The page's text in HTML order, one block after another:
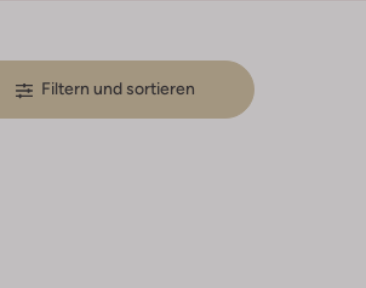
Filtern und sortieren